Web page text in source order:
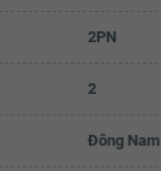
2PN
2
Đông Nam